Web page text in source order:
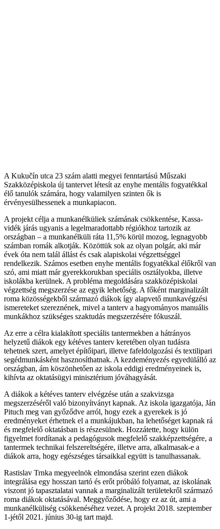
A Kukučín utca 23 szám alatti megyei fenntartású Műszaki
Szakközépiskola új tantervet létesít az enyhe mentális fogyatékkal
élő tanulók számára, hogy valamilyen szinten ők is
érvényesülhessenek a munkapiacon.
A projekt célja a munkanélküliek számának csökkentése, Kassa-
vidék járás ugyanis a legelmaradottabb régiókhoz tartozik az
országban – a munkanélküli ráta 11,5% körül mozog, legnagyobb
számban romák alkotják. Közöttük sok az olyan polgár, aki már
évek óta nem talál állást és csak alapiskolai végzettséggel
rendelkezik. Számos esetben enyhe mentális fogyatékkal élőkről van
szó, ami miatt már gyerekkorukban speciális osztályokba, illetve
iskolákba kerülnek. A probléma megoldására szakközépiskolai
végzettség megszerzése az egyik lehetőség. A főként marginalizált
roma közösségekből származó diákok így alapvető munkavégzési
ismereteket szereznének, mivel a tanterv a hagyományos manuális
munkákhoz szükséges szaktudás megszerzésére fókuszál.
Az erre a célra kialakított speciális tantermekben a hátrányos
helyzetű diákok egy kétéves tanterv keretében olyan tudásra
tehetnek szert, amelyet építőipari, illetve fafeldolgozási és textilipari
segédmunkásként hasznosíthatnak. A kezdeményezés egyedülálló az
országban, ám köszönhetően az iskola eddigi eredményeinek is,
kihívta az oktatásügyi minisztérium jóváhagyását.
A diákok a kétéves tanterv elvégzése után a szakvizsga
megszerzéséről való bizonyítványt kapnak. Az iskola igazgatója, Ján
Pituch meg van győződve arról, hogy ezek a gyerekek is jó
eredményeket érhetnek el a munkájukban, ha lehetőséget kapnak rá
és megfelelő oktatásban is részesülnek. Hozzátette, hogy külön
figyelmet fordítanak a pedagógusok megfelelő szakképzettségére, a
tantermek technikai felszereltségére, illetve arra, alkalmasak-e a
diákok arra, hogy egészséges társaikkal együtt is tanulhassanak.
Rastislav Trnka megyeelnök elmondása szerint ezen diákok
integrálása egy hosszan tartó és erőt próbáló folyamat, az iskolának
viszont jó tapasztalatai vannak a marginalizált területekről származó
roma diákok oktatásával. Meggyőződése, hogy ez az út, ami a
munkanélküliség csökkenéséhez vezet. A projekt 2018. szeptember
1-jétől 2021. június 30-ig tart majd.